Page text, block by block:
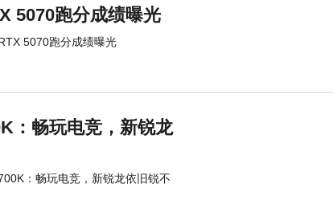
5070跑分成绩曝光
5070跑分成绩曝光
：畅玩电竞，新锐龙
：畅玩电竞，新锐龙依旧锐不